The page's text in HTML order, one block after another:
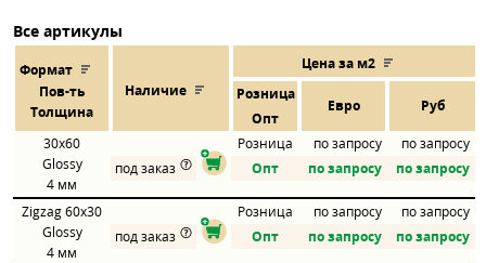
Все артикулы
Формат
Пов-ть
Толщина
Наличие
Цена за м2
Розница
Евро Руб
Опт
30x60
Glossy
4 мм
Розница по запросу
по запросу
под заказ
Опт по запросу по запросу
Zigzag 60x30
Glossy
4 мм
Розница по запросу
по запросу
под заказ
Опт по запросу по запросу